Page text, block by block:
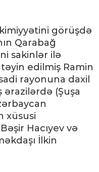
görüşdə
Qarabağ
sakinlər ilə
edilmiş Ramin
rayonuna daxil
(Şuşa
xüsusi
Hacıyev və
İlkin